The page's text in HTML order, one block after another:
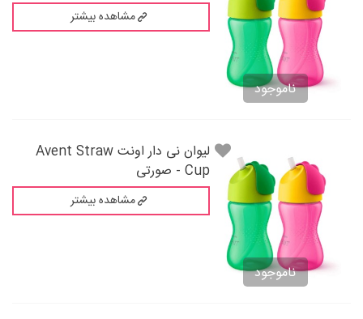
ناموجود
مشاهده بیشتر
ناموجود
لیوان نی دار اونت Avent Straw
Cup - صورتی
مشاهده بیشتر